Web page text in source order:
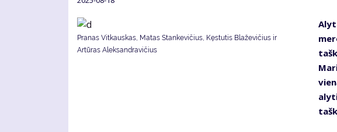
Pranas Vitkauskas, Matas Stankevičius, Kęstutis Blaževičius ir
Artūras Aleksandravičius